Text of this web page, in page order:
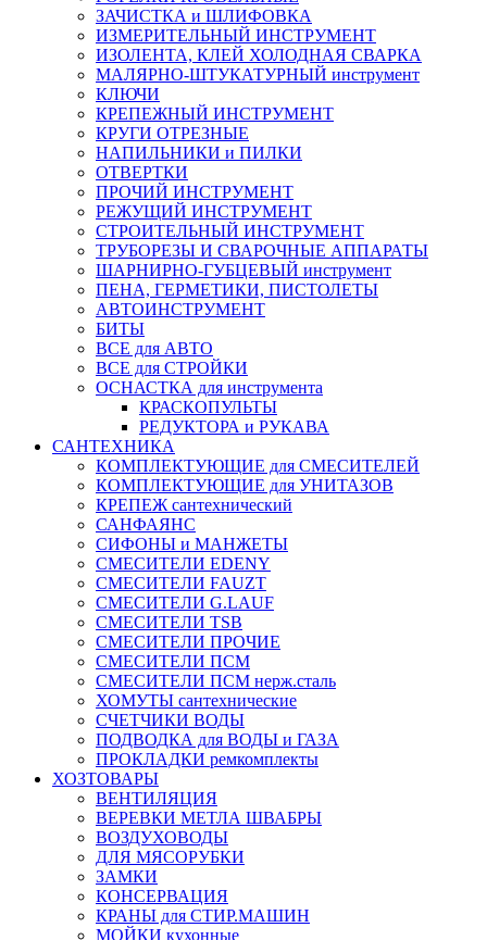
ЗАЧИСТКА и ШЛИФОВКА
ИЗМЕРИТЕЛЬНЫЙ ИНСТРУМЕНТ
ИЗОЛЕНТА, КЛЕЙ ХОЛОДНАЯ СВАРКА
МАЛЯРНО-ШТУКАТУРНЫЙ инструмент
КЛЮЧИ
КРЕПЕЖНЫЙ ИНСТРУМЕНТ
КРУГИ ОТРЕЗНЫЕ
НАПИЛЬНИКИ и ПИЛКИ
ОТВЕРТКИ
ПРОЧИЙ ИНСТРУМЕНТ
РЕЖУЩИЙ ИНСТРУМЕНТ
СТРОИТЕЛЬНЫЙ ИНСТРУМЕНТ
ТРУБОРЕЗЫ И СВАРОЧНЫЕ АППАРАТЫ
ШАРНИРНО-ГУБЦЕВЫЙ инструмент
ПЕНА, ГЕРМЕТИКИ, ПИСТОЛЕТЫ
АВТОИНСТРУМЕНТ
БИТЫ
ВСЕ для АВТО
ВСЕ для СТРОЙКИ
ОСНАСТКА для инструмента
КРАСКОПУЛЬТЫ
РЕДУКТОРА и РУКАВА
САНТЕХНИКА
КОМПЛЕКТУЮЩИЕ для СМЕСИТЕЛЕЙ
КОМПЛЕКТУЮЩИЕ для УНИТАЗОВ
КРЕПЕЖ сантехнический
САНФАЯНС
СИФОНЫ и МАНЖЕТЫ
СМЕСИТЕЛИ EDENY
СМЕСИТЕЛИ FAUZT
СМЕСИТЕЛИ G.LAUF
СМЕСИТЕЛИ TSB
СМЕСИТЕЛИ ПРОЧИЕ
СМЕСИТЕЛИ ПСМ
СМЕСИТЕЛИ ПСМ нерж.сталь
ХОМУТЫ сантехнические
СЧЕТЧИКИ ВОДЫ
ПОДВОДКА для ВОДЫ и ГАЗА
ПРОКЛАДКИ ремкомплекты
ХОЗТОВАРЫ
ВЕНТИЛЯЦИЯ
ВЕРЕВКИ МЕТЛА ШВАБРЫ
ВОЗДУХОВОДЫ
ДЛЯ МЯСОРУБКИ
ЗАМКИ
КОНСЕРВАЦИЯ
КРАНЫ для СТИР.МАШИН
МОЙКИ кухонные